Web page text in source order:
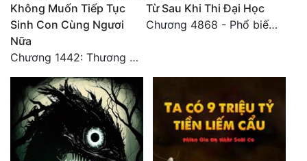
Điền Văn
Đô Thị
Đông Phương Huyền Huyễn
Đồng Nhân
Không Muốn Tiếp Tục
Sinh Con Cùng Ngươi
Nữa
Chương 1442: Thương Hoành Vạn Vật (9)
Từ Sau Khi Thi Đại Học
Chương 4868 - Phổ biến Hạ Quốc tệ!